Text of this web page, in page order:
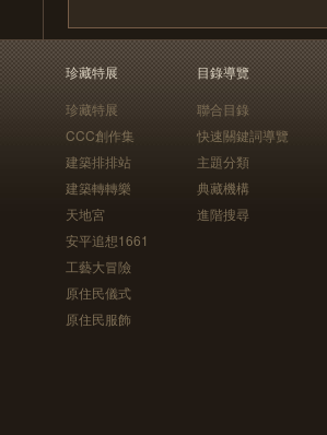
珍藏特展
珍藏特展
CCC創作集
建築排排站
建築轉轉樂
天地宮
安平追想1661
工藝大冒險
原住民儀式
原住民服飾
目錄導覽
聯合目錄
快速關鍵詞導覽
主題分類
典藏機構
進階搜尋